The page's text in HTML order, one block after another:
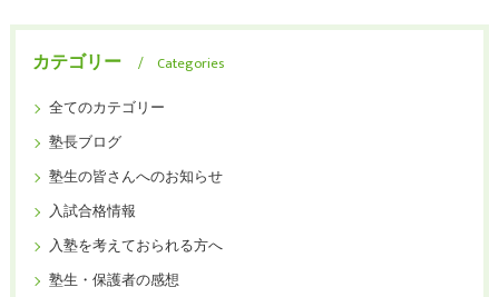
カテゴリー
Categories
全てのカテゴリー
塾長ブログ
塾生の皆さんへのお知らせ
入試合格情報
入塾を考えておられる方へ
塾生・保護者の感想